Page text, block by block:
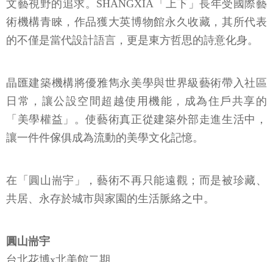
文藝視野的追求。SHANGXIA「上下」長年受國際藝
術機構青睞，作品獲大英博物館永久收藏，其所代表
的不僅是當代設計語言，更是東方哲思的詩意化身。
晶匯建築機構將優雅雋永美學與世界級藝術帶入社區
日常，讓公設空間超越使用機能，成為住戶共享的
「美學權益」。使藝術真正從建築外部走進生活中，
讓一件件傢俱成為流動的美學文化記憶。
在「圓山耑宇」，藝術不再只能遠觀；而是被珍藏、
共居、永存於城市與家園的生活脈絡之中。
圓山耑宇
台北花博x北美館二期